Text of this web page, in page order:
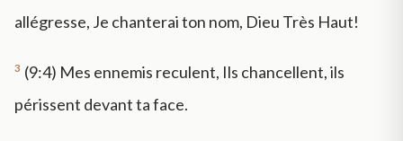
allégresse, Je chanterai ton nom, Dieu Très Haut!
3 (9:4) Mes ennemis reculent, Ils chancellent, ils
périssent devant ta face.